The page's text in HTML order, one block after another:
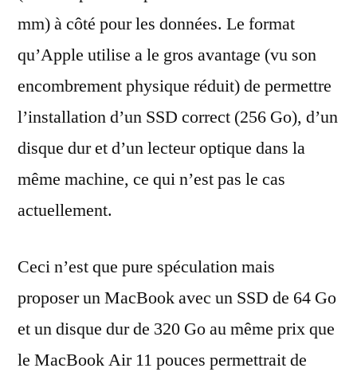
mm) à côté pour les données. Le format
qu’Apple utilise a le gros avantage (vu son
encombrement physique réduit) de permettre
l’installation d’un SSD correct (256 Go), d’un
disque dur et d’un lecteur optique dans la
même machine, ce qui n’est pas le cas
actuellement.
Ceci n’est que pure spéculation mais
proposer un MacBook avec un SSD de 64 Go
et un disque dur de 320 Go au même prix que
le MacBook Air 11 pouces permettrait de